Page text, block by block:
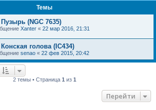
Темы
(NGC 7635)
Xanter « 22 мар 2016, 21:31
голова (IC434)
senao « 22 фев 2015, 20:42
2 темы • Страница 1 из 1
Перейти